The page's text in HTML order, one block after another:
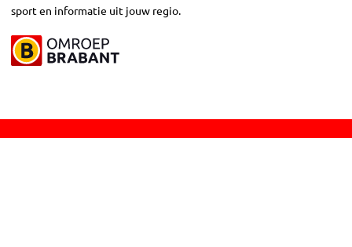
sport en informatie uit jouw regio.